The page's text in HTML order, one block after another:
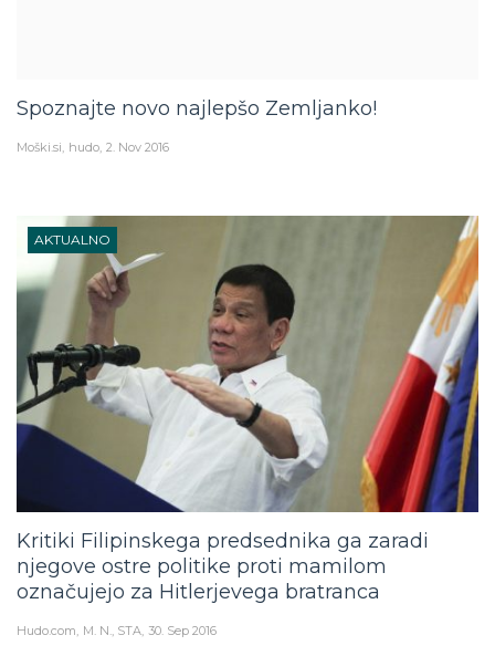
Spoznajte novo najlepšo Zemljanko!
Moški.si hudo 2. Nov 2016
AKTUALNO
Kritiki Filipinskega predsednika ga zaradi
njegove ostre politike proti mamilom
označujejo za Hitlerjevega bratranca
Hudo.com M. N., STA 30. Sep 2016